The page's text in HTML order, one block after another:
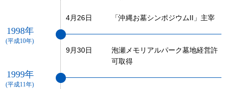
4月26日 「沖縄お墓シンポジウムII」主宰
1998年
(平成10年)
9月30日
泡瀬メモリアルパーク墓地経営許
可取得
1999年
(平成11年)